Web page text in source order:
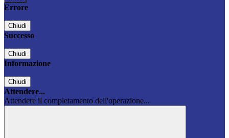
Errore
Chiudi
Successo
Chiudi
Informazione
Chiudi
Attendere...
Attendere il completamento dell'operazione...